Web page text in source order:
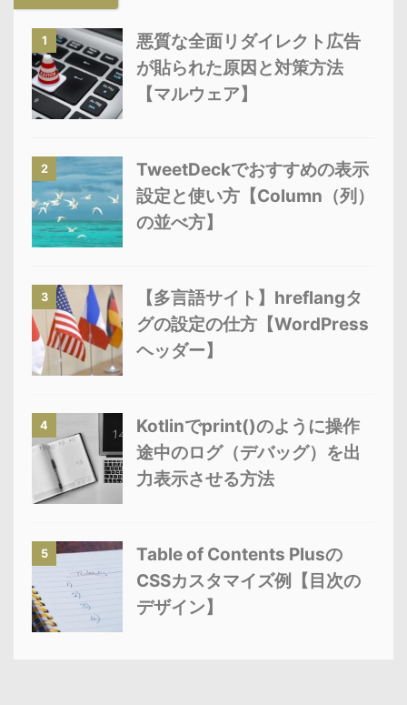
1
悪質な全面リダイレクト広告
が貼られた原因と対策方法
【マルウェア】
2
TweetDeckでおすすめの表示
設定と使い方【Column（列）
の並べ方】
3
【多言語サイト】hreflangタ
グの設定の仕方【WordPress
ヘッダー】
4
Kotlinでprint()のように操作
途中のログ（デバッグ）を出
力表示させる方法
5
Table of Contents Plusの
CSSカスタマイズ例【目次の
デザイン】